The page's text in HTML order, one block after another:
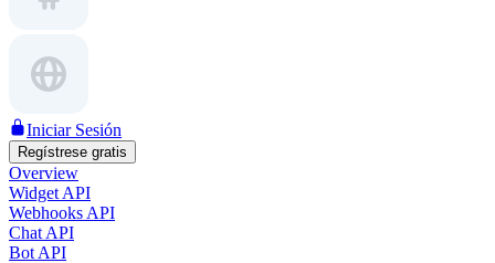
Iniciar Sesión
Regístrese gratis
Overview
Widget API
Webhooks API
Chat API
Bot API